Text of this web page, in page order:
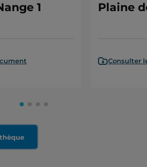
1
Plaine
Consulter